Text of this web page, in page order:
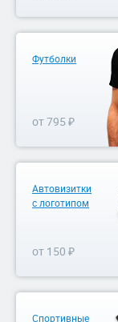
Футболки
от 795 ₽
Автовизитки
с логотипом
от 150 ₽
Спортивные